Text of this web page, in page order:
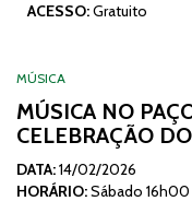
ACESSO:Gratuito
MÚSICA
MÚSICA NO
CELEBRAÇÃO
DATA:14/02/2026
HORÁRIO:Sábado 16h00